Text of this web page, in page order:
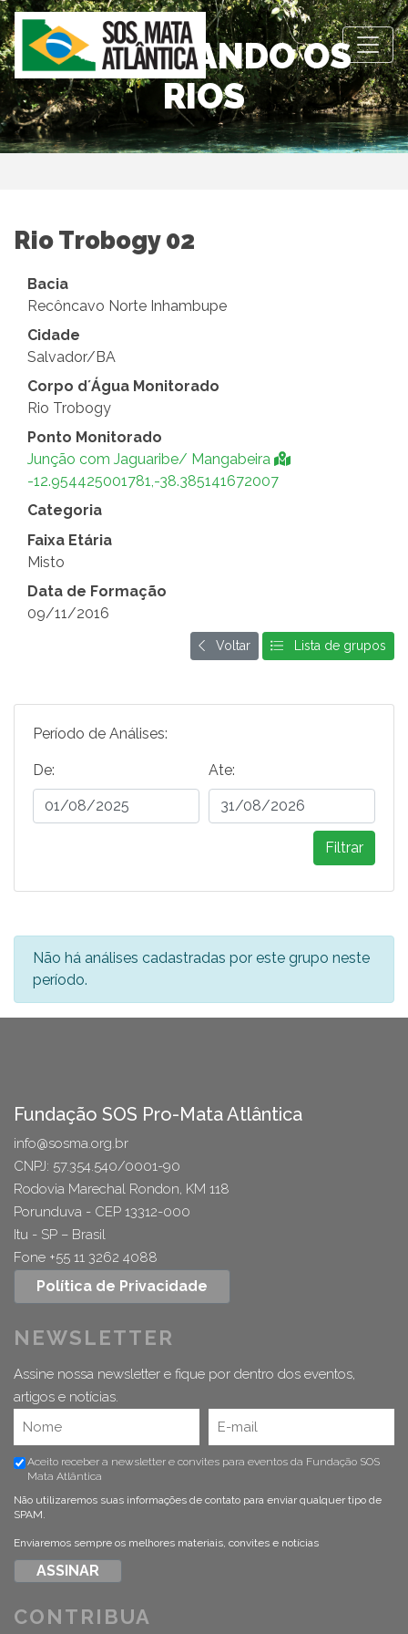
OBSERVANDO OS
RIOS
Rio Trobogy 02
Bacia
Recôncavo Norte Inhambupe
Cidade
Salvador/BA
Corpo d´Água Monitorado
Rio Trobogy
Ponto Monitorado
Junção com Jaguaribe/ Mangabeira
-12.954425001781,-38.385141672007
Categoria
Faixa Etária
Misto
Data de Formação
09/11/2016
Voltar Lista de grupos
Período de Análises:
De: Ate:
Filtrar
Não há análises cadastradas por este grupo neste
período.
Fundação SOS Pro-Mata Atlântica
info@sosma.org.br
CNPJ: 57.354.540/0001-90
Rodovia Marechal Rondon, KM 118
Porunduva - CEP 13312-000
Itu - SP – Brasil
Fone +55 11 3262 4088
Política de Privacidade
NEWSLETTER
Assine nossa newsletter e fique por dentro dos eventos,
artigos e notícias.
Aceito receber a newsletter e convites para eventos da Fundação SOS
Mata Atlântica
Não utilizaremos suas informações de contato para enviar qualquer tipo de
SPAM.
Enviaremos sempre os melhores materiais, convites e notícias
CONTRIBUA